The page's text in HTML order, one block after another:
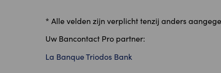
* Alle velden zijn verplicht tenzij anders
Uw Bancontact Pro partner:
La Banque Triodos Bank